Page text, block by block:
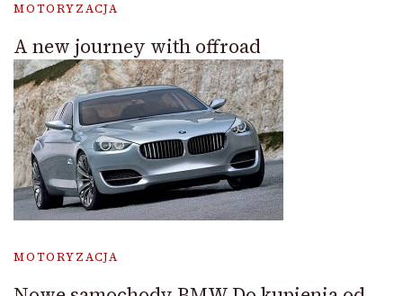
MOTORYZACJA
A new journey with offroad
MOTORYZACJA